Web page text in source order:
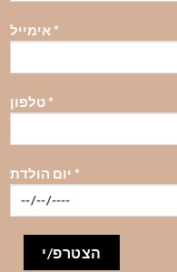
אימייל *
טלפון *
*